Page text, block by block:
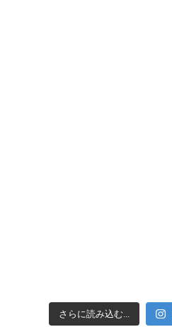
さらに読み込む...